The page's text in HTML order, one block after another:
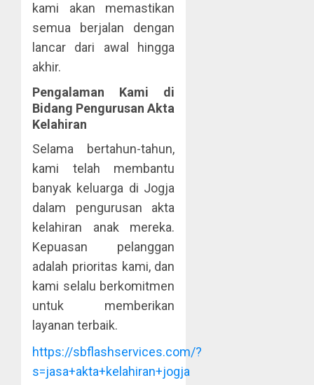
kami akan memastikan
semua berjalan dengan
lancar dari awal hingga
akhir.
Pengalaman Kami di
Bidang Pengurusan Akta
Kelahiran
Selama bertahun-tahun,
kami telah membantu
banyak keluarga di Jogja
dalam pengurusan akta
kelahiran anak mereka.
Kepuasan pelanggan
adalah prioritas kami, dan
kami selalu berkomitmen
untuk memberikan
layanan terbaik.
https://sbflashservices.com/?
s=jasa+akta+kelahiran+jogja